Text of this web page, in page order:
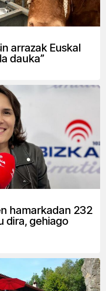
arrazak Euskal
dauka”
hamarkadan 232
dira, gehiago